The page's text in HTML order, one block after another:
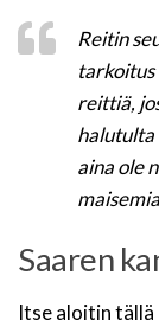
Reitin
tarkoitus
reittiä,
aina ole
Saaren
Itse aloitin tällä